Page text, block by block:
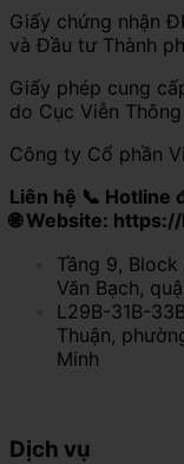
Giấy chứng nhận
và Đầu tư Thành
Giấy phép cung
do Cục Viễn
Công ty Cổ phần
Liên hệ 📞 Hotline
🌐 Website:
Tầng 9, Block
Văn Bạch,
L29B-31B-
Thuận,
Minh
Dịch vụ